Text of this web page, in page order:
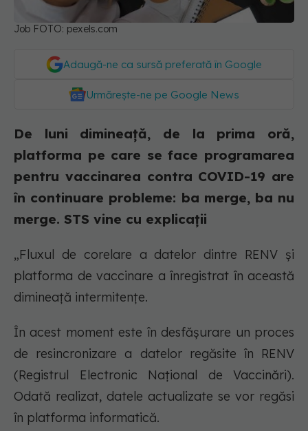
Job FOTO: pexels.com
Adaugă-ne ca sursă preferată în Google
Urmărește-ne pe Google News
De luni dimineață, de la prima oră,
platforma pe care se face programarea
pentru vaccinarea contra COVID-19 are
în continuare probleme: ba merge, ba nu
merge. STS vine cu explicații
„Fluxul de corelare a datelor dintre RENV și
platforma de vaccinare a înregistrat în această
dimineață intermitențe.
În acest moment este în desfășurare un proces
de resincronizare a datelor regăsite în RENV
(Registrul Electronic Național de Vaccinări).
Odată realizat, datele actualizate se vor regăsi
în platforma informatică.